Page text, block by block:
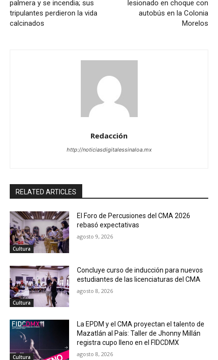
palmera y se incendia; sus
tripulantes perdieron la vida
calcinados
lesionado en choque con
autobús en la Colonia
Morelos
Redacción
http://noticiasdigitalessinaloa.mx
RELATED ARTICLES
Cultura
El Foro de Percusiones del CMA 2026
rebasó expectativas
agosto 9, 2026
Cultura
Concluye curso de inducción para nuevos
estudiantes de las licenciaturas del CMA
agosto 8, 2026
Cultura
La EPDM y el CMA proyectan el talento de
Mazatlán al País: Taller de Jhonny Millán
registra cupo lleno en el FIDCDMX
agosto 8, 2026